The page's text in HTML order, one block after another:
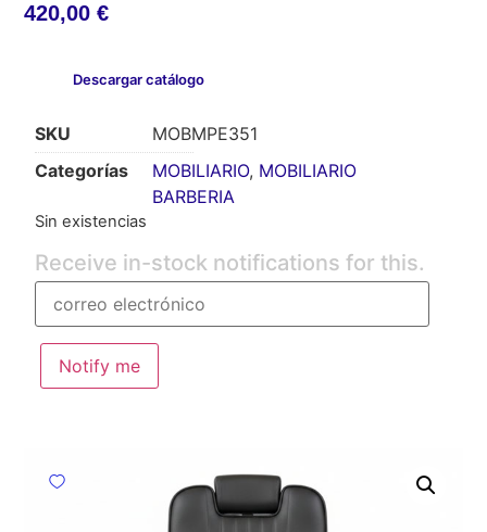
420,00€
Descargar catálogo
SKU
MOBMPE351
Categorías
MOBILIARIO, MOBILIARIO
BARBERIA
Sin existencias
Receive in-stock notifications for this.
Notify me